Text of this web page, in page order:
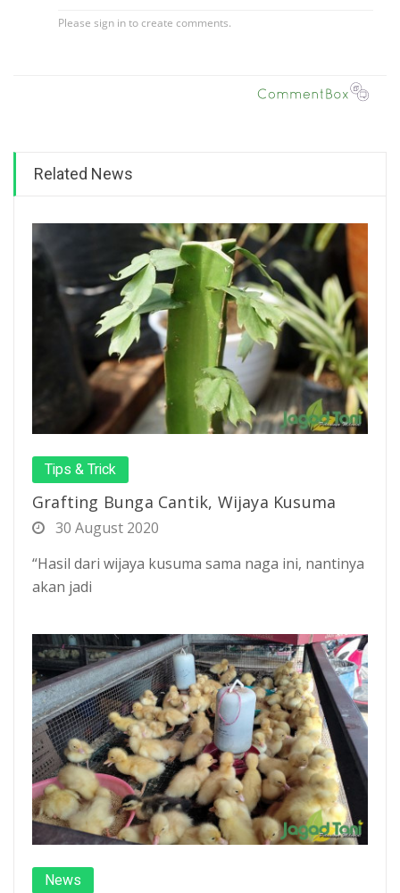
Related News
Tips & Trick
Grafting Bunga Cantik, Wijaya Kusuma
30 August 2020
“Hasil dari wijaya kusuma sama naga ini, nantinya
akan jadi
News